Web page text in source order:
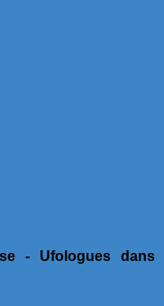
- Ufologues dans